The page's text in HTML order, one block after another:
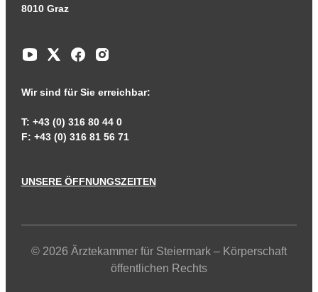
8010 Graz
Wir sind für Sie erreichbar:
T: +43 (0) 316 80 44 0
F: +43 (0) 316 81 56 71
UNSERE ÖFFNUNGSZEITEN
© 2026 Ärztekammer für Steiermark – Körperschaft
öffentlichen Rechts